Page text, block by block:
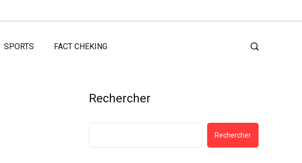
SPORTS FACT CHEKING
Rechercher
Rechercher